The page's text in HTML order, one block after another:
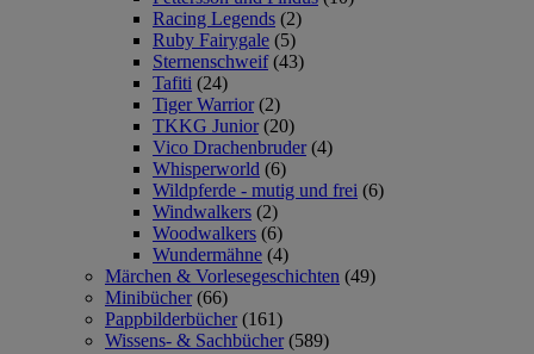
Racing Legends (2)
Ruby Fairygale (5)
Sternenschweif (43)
Tafiti (24)
Tiger Warrior (2)
TKKG Junior (20)
Vico Drachenbruder (4)
Whisperworld (6)
Wildpferde - mutig und frei (6)
Windwalkers (2)
Woodwalkers (6)
Wundermähne (4)
Märchen & Vorlesegeschichten (49)
Minibücher (66)
Pappbilderbücher (161)
Wissens- & Sachbücher (589)